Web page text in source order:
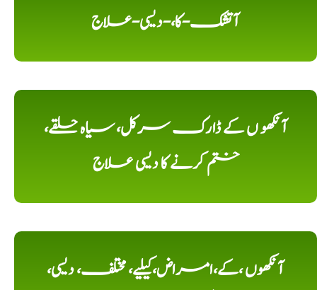
آتشک-کا،-دیسی-علاج
آنکھو ں کے ڈارک سرکل، سیاہ حلقے،
ختم کرنے کا دیسی علاج
آنکھوں ،کے،امراض،کیلیے، مختلف، دیسی،